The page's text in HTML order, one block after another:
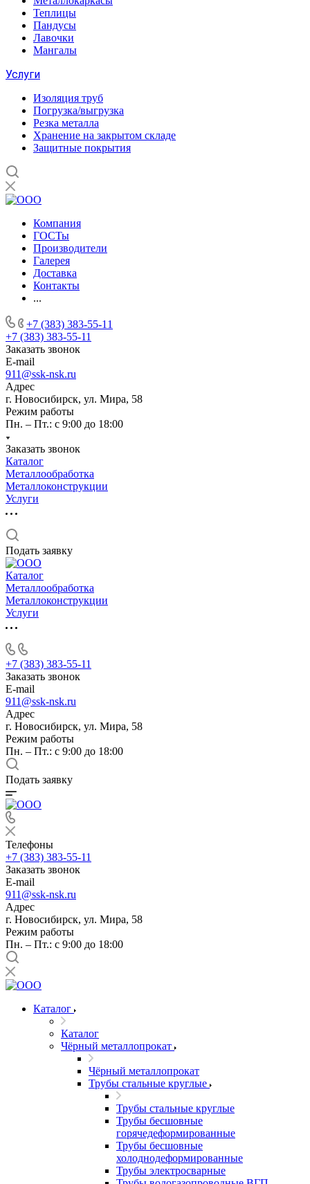
Теплицы
Пандусы
Лавочки
Мангалы
Услуги
Изоляция труб
Погрузка/выгрузка
Резка металла
Хранение на закрытом складе
Защитные покрытия
Компания
ГОСТы
Производители
Галерея
Доставка
Контакты
...
+7 (383) 383-55-11
+7 (383) 383-55-11
Заказать звонок
E-mail
911@ssk-nsk.ru
Адрес
г. Новосибирск, ул. Мира, 58
Режим работы
Пн. – Пт.: с 9:00 до 18:00
Заказать звонок
Каталог
Металлообработка
Металлоконструкции
Услуги
Подать заявку
Каталог
Металлообработка
Металлоконструкции
Услуги
+7 (383) 383-55-11
Заказать звонок
E-mail
911@ssk-nsk.ru
Адрес
г. Новосибирск, ул. Мира, 58
Режим работы
Пн. – Пт.: с 9:00 до 18:00
Подать заявку
Телефоны
+7 (383) 383-55-11
Заказать звонок
E-mail
911@ssk-nsk.ru
Адрес
г. Новосибирск, ул. Мира, 58
Режим работы
Пн. – Пт.: с 9:00 до 18:00
Каталог
Каталог
Чёрный металлопрокат
Чёрный металлопрокат
Трубы стальные круглые
Трубы стальные круглые
Трубы бесшовные
горячедеформированные
Трубы бесшовные
холоднодеформированные
Трубы электросварные